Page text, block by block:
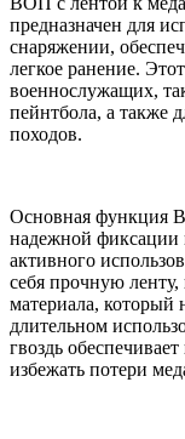
предназначен для
снаряжении,
легкое ранение.
военнослужащих,
пейнтбола, а также
походов.
Основная функция
надежной фиксации
активного
себя прочную
материала, который
длительном
гвоздь
избежать потери